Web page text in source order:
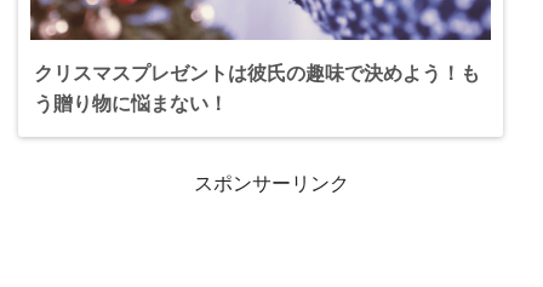
クリスマスプレゼントは彼氏の趣味で決めよう！も
う贈り物に悩まない！
スポンサーリンク